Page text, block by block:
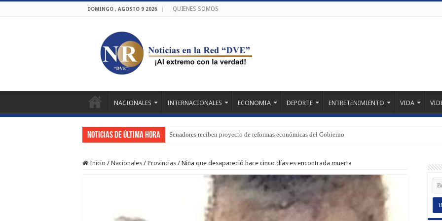
DOMINGO , AGOSTO 9 2026 QUIENES SOMOS
NACIONALES INTERNACIONALES ECONOMIA DEPORTE ENTRETENIMIENTO VIDA
Noticias de última hora Senadores reciben proyecto de reformas económicas del Gobierno
Inicio / Nacionales / Provincias / Niña que desapareció hace cinco días es encontrada muerta